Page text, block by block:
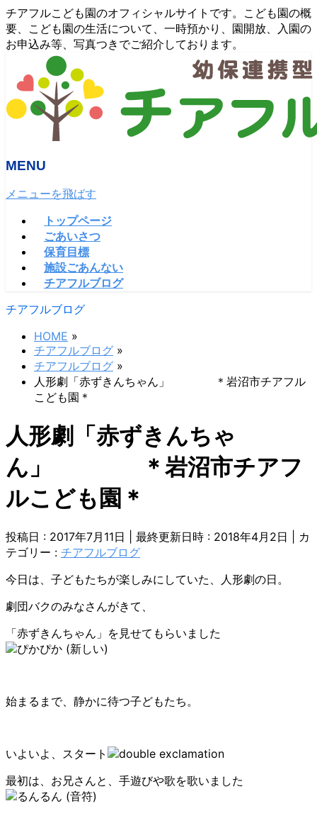
チアフルこども園のオフィシャルサイトです。こども園の概
要、こども園の生活について、一時預かり、園開放、入園の
お申込み等、写真つきでご紹介しております。
MENU
メニューを飛ばす
トップページ
ごあいさつ
保育目標
施設ごあんない
チアフルブログ
チアフルブログ
HOME »
チアフルブログ »
チアフルブログ »
人形劇「赤ずきんちゃん」 ＊岩沼市チアフル
こども園＊
人形劇「赤ずきんちゃ
ん」 ＊岩沼市チアフ
ルこども園＊
投稿日 : 2017年7月11日 最終更新日時 : 2018年4月2日
カ
テゴリー : チアフルブログ
今日は、子どもたちが楽しみにしていた、人形劇の日。
劇団バクのみなさんがきて、
「赤ずきんちゃん」を見せてもらいました
始まるまで、静かに待つ子どもたち。
いよいよ、スタート
最初は、お兄さんと、手遊びや歌を歌いました